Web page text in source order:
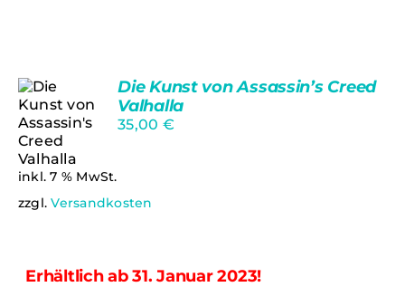
WARENKORB
Die Kunst von Assassin’s Creed
Valhalla
35,00 €
inkl. 7 % MwSt.
zzgl.Versandkosten
Erhältlich ab 31. Januar 2023!